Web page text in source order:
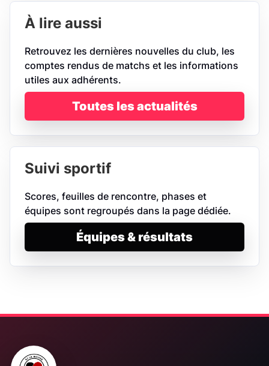
À lire aussi
Retrouvez les dernières nouvelles du club, les
comptes rendus de matchs et les informations
utiles aux adhérents.
Toutes les actualités
Suivi sportif
Scores, feuilles de rencontre, phases et
équipes sont regroupés dans la page dédiée.
Équipes & résultats